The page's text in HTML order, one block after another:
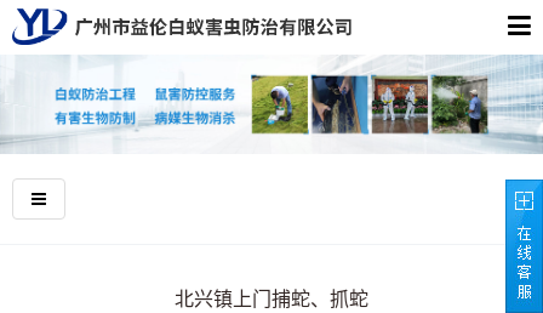
北兴镇上门捕蛇、抓蛇